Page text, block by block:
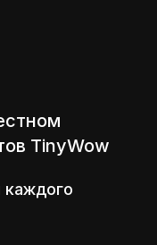
TinyWow
каждого